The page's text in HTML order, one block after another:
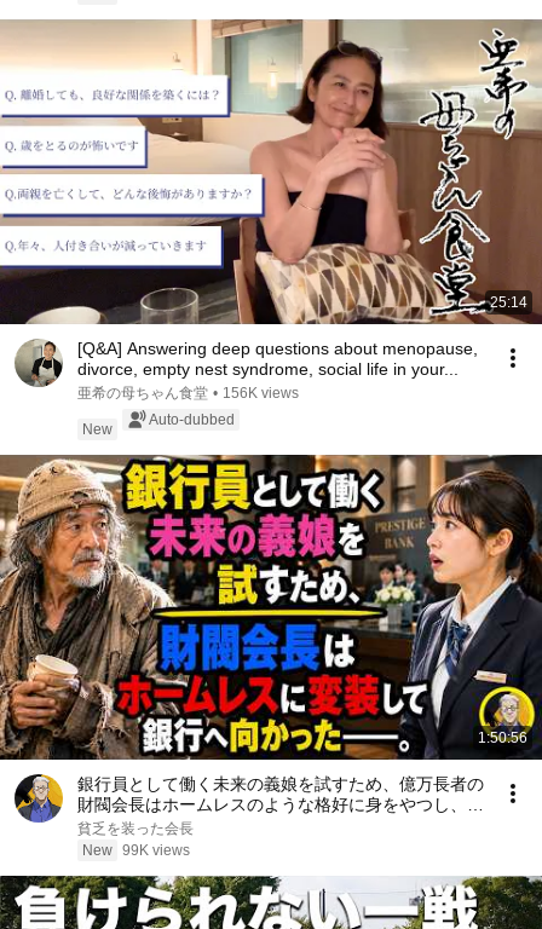
25:14
[Q&A] Answering deep questions about menopause,
divorce, empty nest syndrome, social life in your...
亜希の母ちゃん食堂 • 156K views
New
Auto-dubbed
1:50:56
銀行員として働く未来の義娘を試すため、億万長者の
財閥会長はホームレスのような格好に身をやつし、銀
行へ向かった――。
貧乏を装った会長
New 99K views